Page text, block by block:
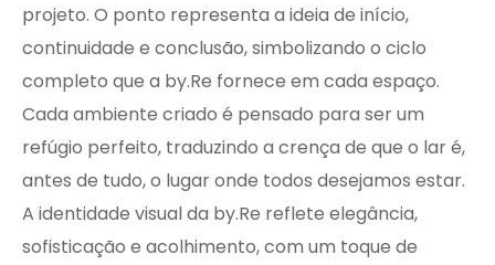
projeto. O ponto representa a ideia de início,
continuidade e conclusão, simbolizando o ciclo
completo que a by.Re fornece em cada espaço.
Cada ambiente criado é pensado para ser um
refúgio perfeito, traduzindo a crença de que o lar é,
antes de tudo, o lugar onde todos desejamos estar.
A identidade visual da by.Re reflete elegância,
sofisticação e acolhimento, com um toque de